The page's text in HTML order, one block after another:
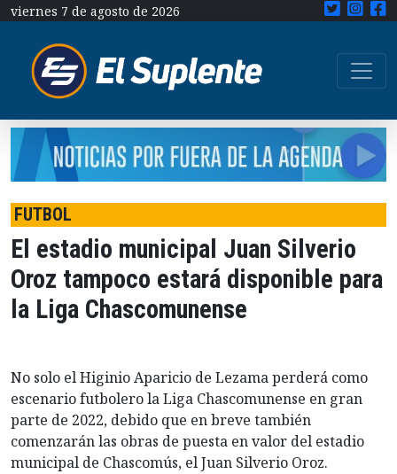
viernes 7 de agosto de 2026
FUTBOL
El estadio municipal Juan Silverio
Oroz tampoco estará disponible para
la Liga Chascomunense
No solo el Higinio Aparicio de Lezama perderá como
escenario futbolero la Liga Chascomunense en gran
parte de 2022, debido que en breve también
comenzarán las obras de puesta en valor del estadio
municipal de Chascomús, el Juan Silverio Oroz.